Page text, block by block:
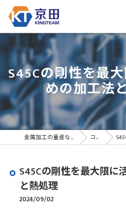
S45Cの剛性を最
めの加工法
金属加工の量産なら京田精密 コラム
S45Cの剛性を最大限に
と熱処理
2024/09/02